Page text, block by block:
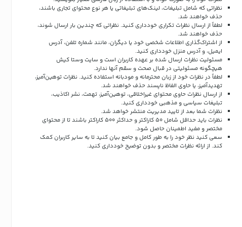
نظراتی که شامل تبلیغات، لینک‌های تبلیغاتی یا هر نوع محتوای تجاری باشند،
حذف خواهند شد.
لطفاً از ارسال نظرات تکراری خودداری کنید. نظراتی که چندین بار ارسال شوند،
حذف خواهند شد.
از اشتراک‌گذاری اطلاعات شخصی خود یا دیگران، مانند شماره تلفن، آدرس
ایمیل، و آدرس منزل خودداری کنید.
مسئولیت نظرات ارسال شده بر عهده کاربران است و سایت وستا کیش
هیچگونه مسئولیتی در قبال صحت و سقم آنها ندارد.
لطفاً در نظرات خود از زبان محترمانه و مودبانه استفاده کنید. نظرات توهین‌آمیز،
تهدیدآمیز، یا حاوی الفاظ ناپسند حذف خواهند شد.
از ارسال نظرات حاوی محتوای غیراخلاقی، توهین‌آمیز، تهمت، نشر اکاذیب،
تبلیغات سیاسی و مذهبی خودداری کنید.
نظرات شما بعد از تایید مدیریت منتشر خواهد شد.
نظرات باید حداقل شامل 50 کاراکتر و حداکثر 500 کاراکتر باشند تا از محتوای
مختصر و مفید اطمینان حاصل شود.
سعی کنید نظر خود را به طور کامل و جامع بیان کنید تا به سایر کاربران کمک
کند. از ارائه نظرات مختصر و بدون توضیح خودداری کنید.